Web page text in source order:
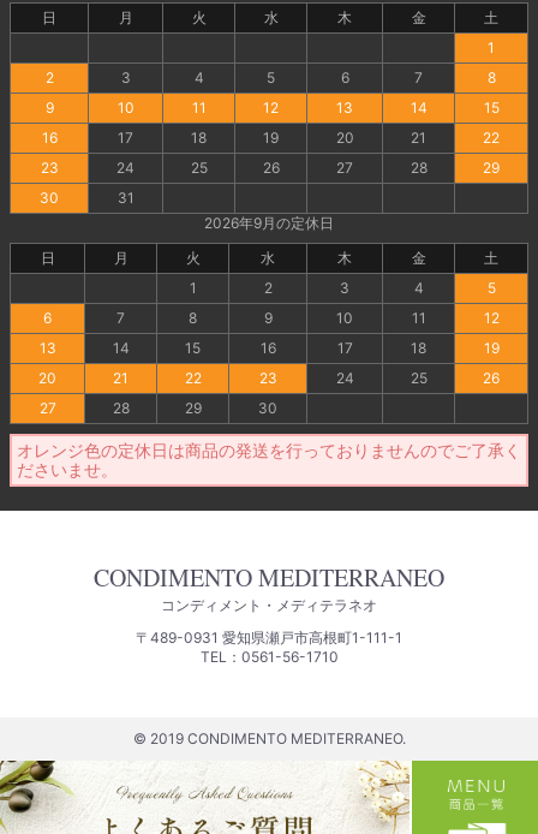
日
月 火 水 木 金
土
1
2
3 4 5 6 7
8
9
10 11 12 13 14
15
16
17 18 19 20 21
22
23
24 25 26 27 28
29
30
31
2026年9月の定休日
日
月 火 水 木 金
土
1
2 3 4
5
6
7 8 9 10 11
12
13
14 15 16 17 18
19
20
21 22 23 24 25
26
27
28 29 30
オレンジ色の定休日は商品の発送を行っておりませんのでご了承く
ださいませ。
CONDIMENTO MEDITERRANEO
コンディメント・メディテラネオ
〒489-0931 愛知県瀬戸市高根町1-111-1
TEL：0561-56-1710
© 2019 CONDIMENTO MEDITERRANEO.